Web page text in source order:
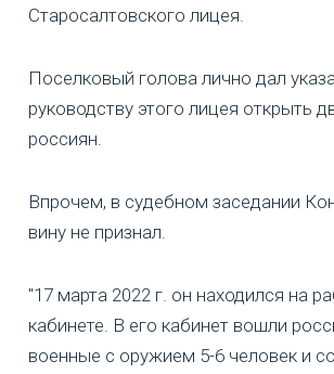
Старосалтовского лицея.
Поселковый голова лично дал
руководству этого лицея открыть
россиян.
Впрочем, в судебном заседании
вину не признал.
"17 марта 2022 г. он находился на
кабинете. В его кабинет вошли
военные с оружием 5-6 человек и